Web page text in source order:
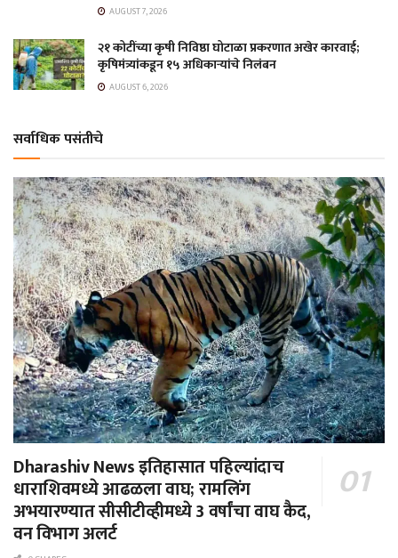
AUGUST 7, 2026
२१ कोटींच्या कृषी निविष्ठा घोटाळा प्रकरणात अखेर कारवाई;
कृषिमंत्र्यांकडून १५ अधिकाऱ्यांचे निलंबन
AUGUST 6, 2026
सर्वाधिक पसंतीचे
Dharashiv News इतिहासात पहिल्यांदाच
धाराशिवमध्ये आढळला वाघ; रामलिंग
अभयारण्यात सीसीटीव्हीमध्ये 3 वर्षांचा वाघ कैद,
वन विभाग अलर्ट